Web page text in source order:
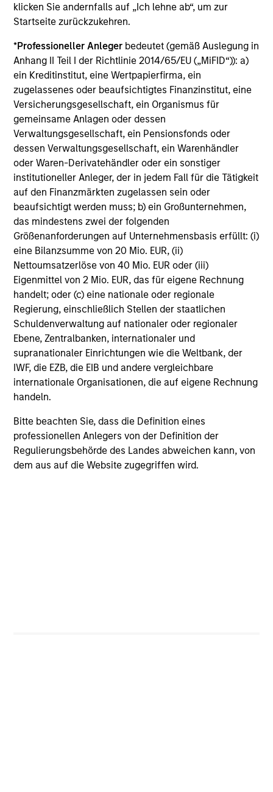
klicken Sie andernfalls auf „Ich lehne ab“, um zur
Startseite zurückzukehren.
*Professioneller Anleger bedeutet (gemäß Auslegung in
Anhang II Teil I der Richtlinie 2014/65/EU („MiFID“)): a)
ein Kreditinstitut, eine Wertpapierfirma, ein
zugelassenes oder beaufsichtigtes Finanzinstitut, eine
Versicherungsgesellschaft, ein Organismus für
gemeinsame Anlagen oder dessen
Verwaltungsgesellschaft, ein Pensionsfonds oder
dessen Verwaltungsgesellschaft, ein Warenhändler
oder Waren-Derivatehändler oder ein sonstiger
institutioneller Anleger, der in jedem Fall für die Tätigkeit
auf den Finanzmärkten zugelassen sein oder
beaufsichtigt werden muss; b) ein Großunternehmen,
das mindestens zwei der folgenden
Größenanforderungen auf Unternehmensbasis erfüllt: (i)
eine Bilanzsumme von 20 Mio. EUR, (ii)
Nettoumsatzerlöse von 40 Mio. EUR oder (iii)
Eigenmittel von 2 Mio. EUR, das für eigene Rechnung
handelt; oder (c) eine nationale oder regionale
Regierung, einschließlich Stellen der staatlichen
Schuldenverwaltung auf nationaler oder regionaler
Ebene, Zentralbanken, internationaler und
supranationaler Einrichtungen wie die Weltbank, der
IWF, die EZB, die EIB und andere vergleichbare
internationale Organisationen, die auf eigene Rechnung
handeln.
Bitte beachten Sie, dass die Definition eines
professionellen Anlegers von der Definition der
Regulierungsbehörde des Landes abweichen kann, von
dem aus auf die Website zugegriffen wird.
benchmark constraints. Focused 25-40
China A Equity Strategy
High quality companies in local China A-share
market with a sustainable growth profile and
strong return potential.
Sustainable Emerging Markets
Strategy
Core portfolio of quality growth companies,
seeking to deliver on financial objectives and
sustainability through thematic alignment.
Saudi Equity Strategy
Saudi Arabia listed equities with quality bias, and
strong value or growth style characteristics.
Global Emerging Markets Equity
Strategy
Core portfolio of quality growth companies,
integrating global thematics and country drivers
to identify bottom-up opportunities.